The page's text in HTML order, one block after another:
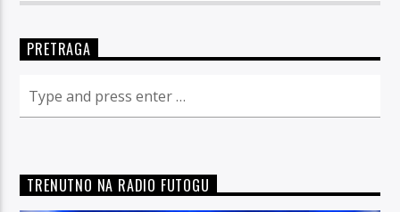
PRETRAGA
TRENUTNO NA RADIO FUTOGU